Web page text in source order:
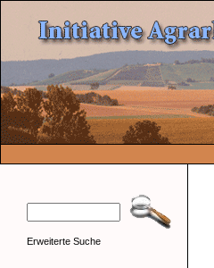
Erweiterte Suche